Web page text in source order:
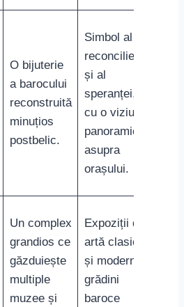
O bijuterie
a barocului
reconstruită
minuțios
postbelic.
Simbol al
reconcilierii
și al
speranței,
cu o viziune
panoramică
asupra
orașului.
Un complex
grandios ce
găzduiește
multiple
muzee și
Expoziții de
artă clasică
și modernă,
grădini
baroce